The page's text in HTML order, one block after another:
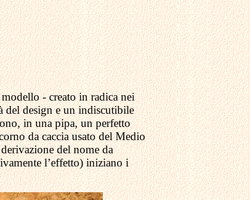
- creato in radica nei
del design e un indiscutibile
in una pipa, un perfetto
da caccia usato del Medio
del nome da
l’effetto) iniziano i